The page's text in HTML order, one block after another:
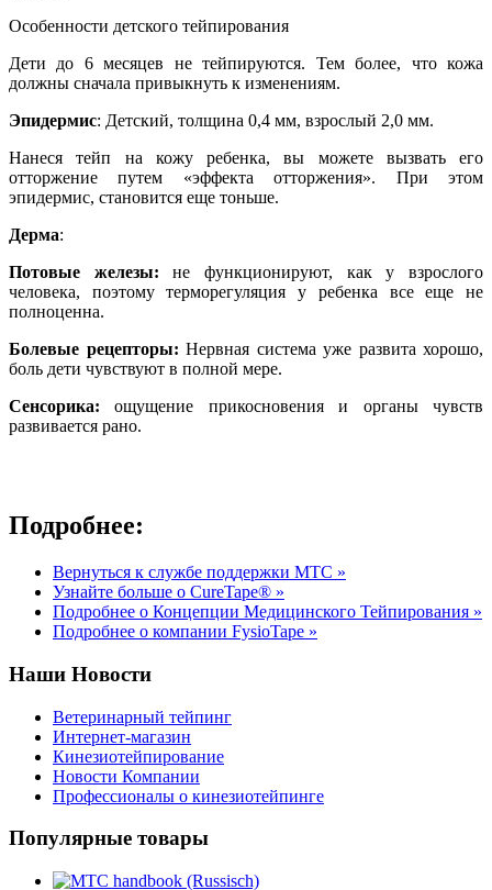
Особенности детского тейпирования
Дети до 6 месяцев не тейпируются. Тем более, что кожа
должны сначала привыкнуть к изменениям.
Эпидермис: Детский, толщина 0,4 мм, взрослый 2,0 мм.
Нанеся тейп на кожу ребенка, вы можете вызвать его
отторжение путем «эффекта отторжения». При этом
эпидермис, становится еще тоньше.
Дерма:
Потовые железы: не функционируют, как у взрослого
человека, поэтому терморегуляция у ребенка все еще не
полноценна.
Болевые рецепторы: Нервная система уже развита хорошо,
боль дети чувствуют в полной мере.
Сенсорика: ощущение прикосновения и органы чувств
развивается рано.
Подробнее:
Вернуться к службе поддержки МТС »
Узнайте больше о CureTape® »
Подробнее о Концепции Медицинского Тейпирования »
Подробнее о компании FysioTape »
Наши Новости
Ветеринарный тейпинг
Интернет-магазин
Кинезиотейпирование
Новости Компании
Профессионалы о кинезиотейпинге
Популярные товары